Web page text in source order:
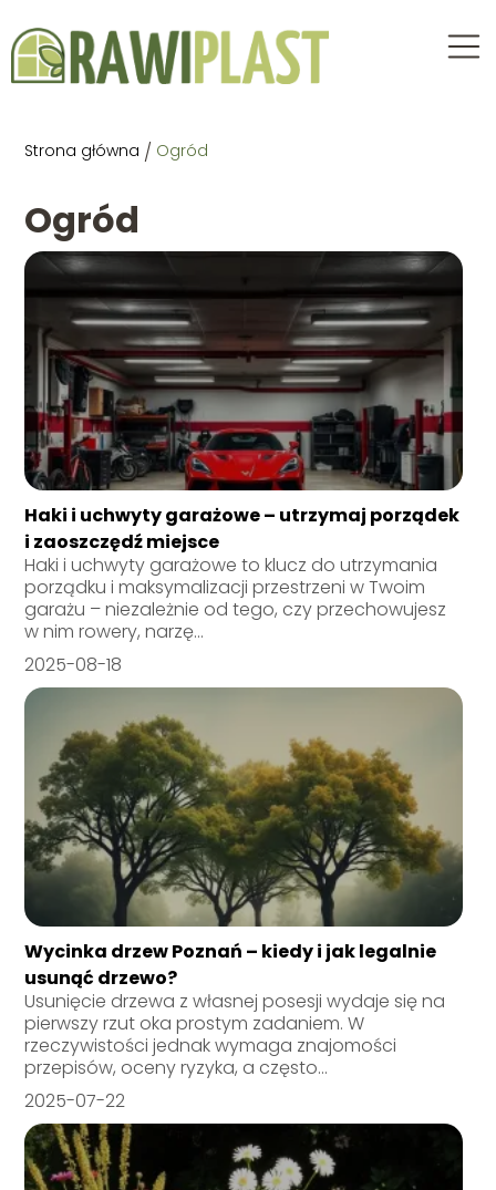
Strona główna / Ogród
Ogród
Haki i uchwyty garażowe – utrzymaj porządek
i zaoszczędź miejsce
Haki i uchwyty garażowe to klucz do utrzymania
porządku i maksymalizacji przestrzeni w Twoim
garażu – niezależnie od tego, czy przechowujesz
w nim rowery, narzę...
2025-08-18
Wycinka drzew Poznań – kiedy i jak legalnie
usunąć drzewo?
Usunięcie drzewa z własnej posesji wydaje się na
pierwszy rzut oka prostym zadaniem. W
rzeczywistości jednak wymaga znajomości
przepisów, oceny ryzyka, a często...
2025-07-22